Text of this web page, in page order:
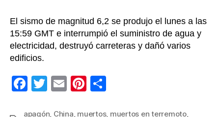
El sismo de magnitud 6,2 se produjo el lunes a las
15:59 GMT e interrumpió el suministro de agua y
electricidad, destruyó carreteras y dañó varios
edificios.
F
T
E
Pi
apagón, China, muertos, muertos en terremoto,